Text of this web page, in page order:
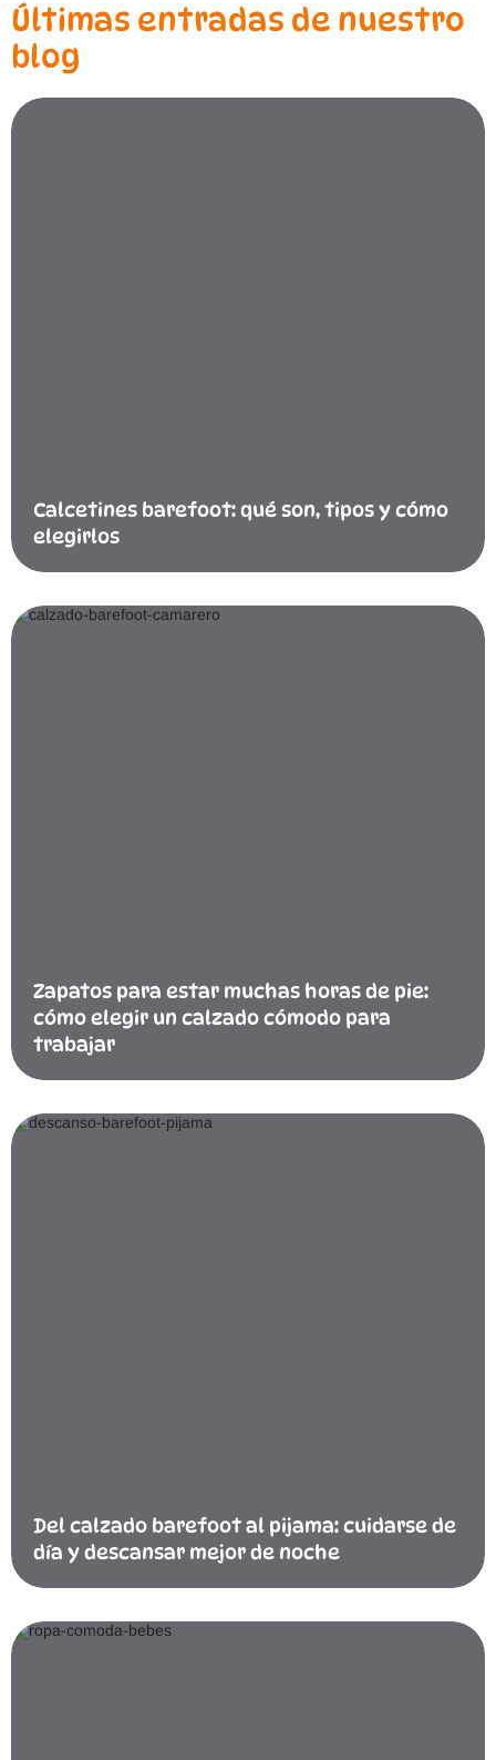
Últimas entradas de nuestro
blog
Calcetines barefoot: qué son, tipos y cómo
elegirlos
Zapatos para estar muchas horas de pie:
cómo elegir un calzado cómodo para
trabajar
Del calzado barefoot al pijama: cuidarse de
día y descansar mejor de noche